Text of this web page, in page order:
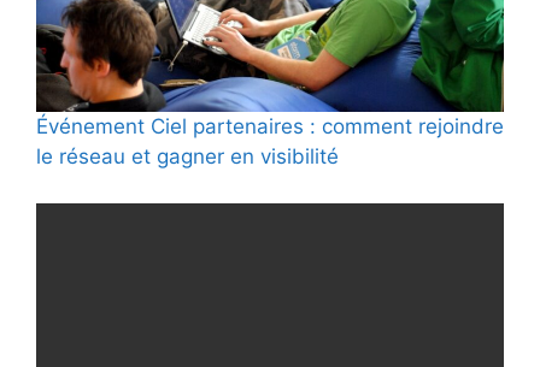
Événement Ciel partenaires : comment rejoindre
le réseau et gagner en visibilité